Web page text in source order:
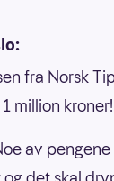
fra Norsk
million kroner!
av pengene